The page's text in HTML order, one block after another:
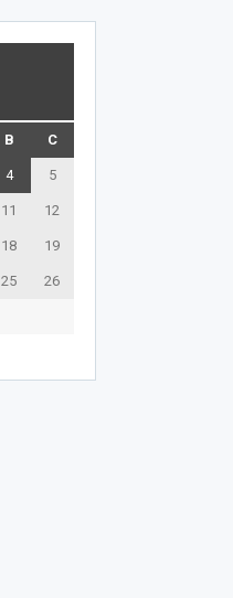
B C
4 5
11 12
18 19
25 26